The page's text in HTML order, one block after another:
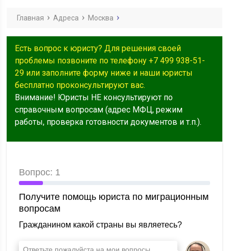
Главная Адреса Москва
Есть вопрос к юристу? Для решения своей
проблемы позвоните по телефону +7 499 938-51-
29 или заполните форму ниже и наши юристы
бесплатно проконсультируют вас.
Внимание! Юристы НЕ консультируют по
справочным вопросам (адрес МФЦ, режим
работы, проверка готовности документов и т.п.).